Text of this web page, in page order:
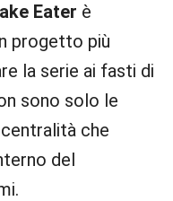
Eater è
progetto più
la serie ai fasti di
sono solo le
che
del